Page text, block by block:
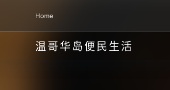
Home
温哥华岛便民生活